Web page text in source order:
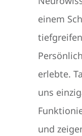
einem
erlebte.
uns
und